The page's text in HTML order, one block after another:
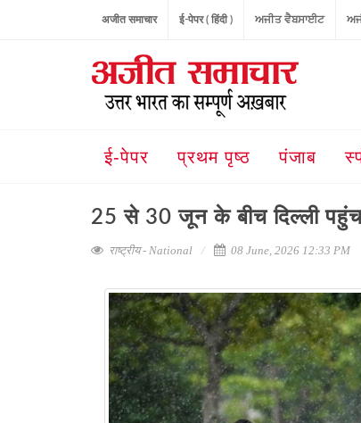
अजीत समाचार ई-पेपर ( हिंदी ) ਅਜੀਤ ਵੈਬਸਾਈਟ
ई-पेपर प्रथम पृष्ठ पंजाब
25 से 30 जून के बीच दिल्ली
राष्ट्रीय - National 08 June, 2026 12:33 PM